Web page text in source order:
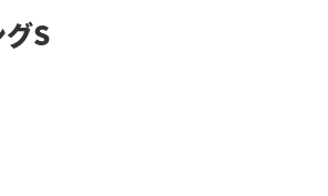
グS